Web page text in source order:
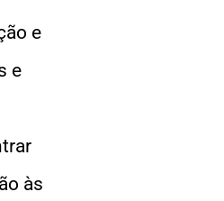
e
e
às